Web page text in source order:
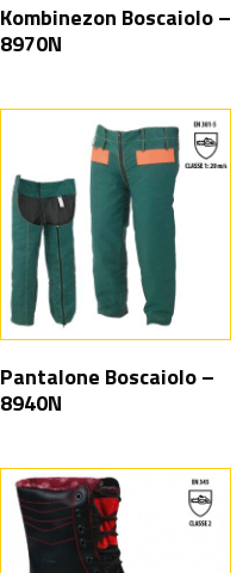
Kombinezon Boscaiolo –
8970N
Pantalone Boscaiolo –
8940N